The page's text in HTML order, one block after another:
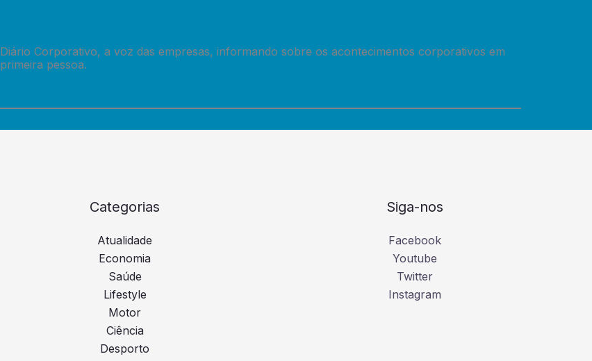
Diário Corporativo, a voz das empresas, informando sobre os acontecimentos corporativos em
primeira pessoa.
Categorias
Atualidade
Economia
Saúde
Lifestyle
Motor
Ciência
Desporto
Siga-nos
Facebook
Youtube
Twitter
Instagram